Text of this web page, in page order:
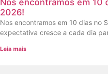
Nos encontramos em 10
2026!
Nos encontramos em 10 dias no
expectativa cresce a cada dia
Leia mais